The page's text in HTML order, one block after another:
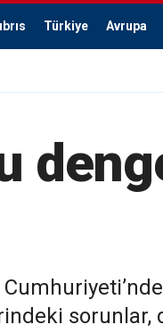
Türkiye Avrupa